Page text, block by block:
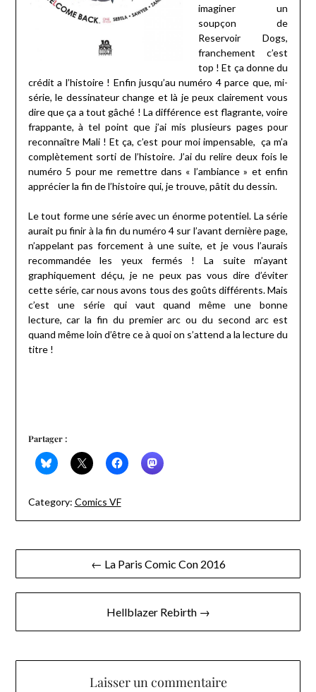
imaginer un
soupçon de
Reservoir Dogs,
franchement c’est
top ! Et ça donne du
crédit a l’histoire ! Enfin jusqu’au numéro 4 parce que, mi-
série, le dessinateur change et là je peux clairement vous
dire que ça a tout gâché ! La différence est flagrante, voire
frappante, à tel point que j’ai mis plusieurs pages pour
reconnaître Mali ! Et ça, c’est pour moi impensable, ça m’a
complètement sorti de l’histoire. J’ai du relire deux fois le
numéro 5 pour me remettre dans « l’ambiance » et enfin
apprécier la fin de l’histoire qui, je trouve, pâtit du dessin.
Le tout forme une série avec un énorme potentiel. La série
aurait pu finir à la fin du numéro 4 sur l’avant dernière page,
n’appelant pas forcement à une suite, et je vous l’aurais
recommandée les yeux fermés ! La suite m’ayant
graphiquement déçu, je ne peux pas vous dire d’éviter
cette série, car nous avons tous des goûts différents. Mais
c’est une série qui vaut quand même une bonne
lecture, car la fin du premier arc ou du second arc est
quand même loin d’être ce à quoi on s’attend a la lecture du
titre !
Partager :
Category: Comics VF
Navigation
de
← La Paris Comic Con 2016
Hellblazer Rebirth →
Laisser un commentaire